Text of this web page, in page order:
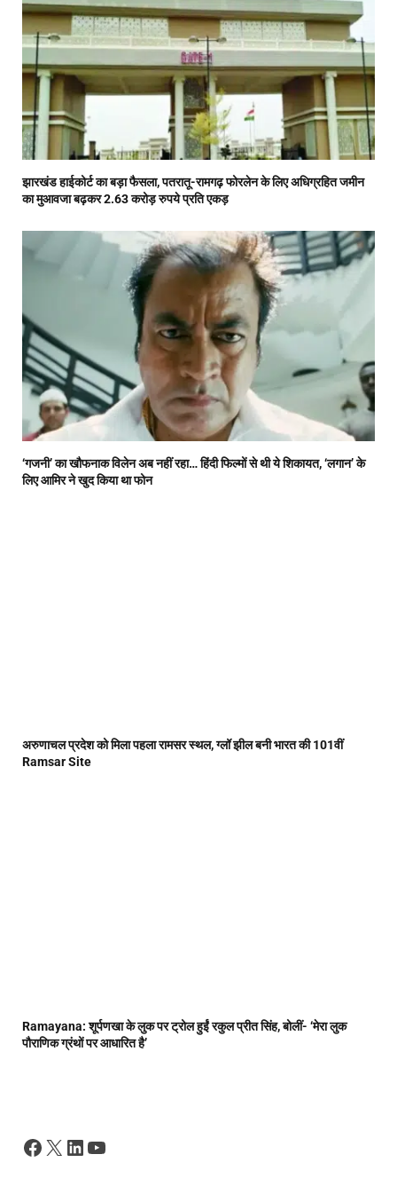
झारखंड हाईकोर्ट का बड़ा फैसला, पतरातू-रामगढ़ फोरलेन के लिए अधिग्रहित जमीन
का मुआवजा बढ़कर 2.63 करोड़ रुपये प्रति एकड़
‘गजनी’ का खौफनाक विलेन अब नहीं रहा… हिंदी फिल्मों से थी ये शिकायत, ‘लगान’ के
लिए आमिर ने खुद किया था फोन
अरुणाचल प्रदेश को मिला पहला रामसर स्थल, ग्लॉ झील बनी भारत की 101वीं
Ramsar Site
Ramayana: शूर्पणखा के लुक पर ट्रोल हुईं रकुल प्रीत सिंह, बोलीं- ‘मेरा लुक
पौराणिक ग्रंथों पर आधारित है’
Facebook
X LinkedIn
YouTube